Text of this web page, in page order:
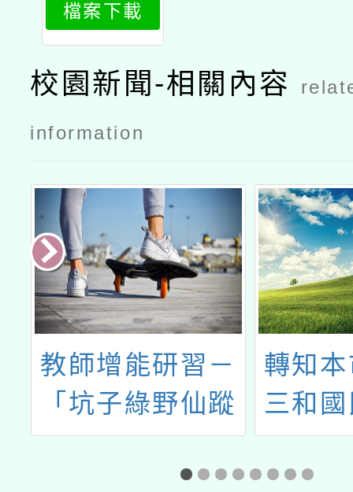
檔案下載
校園新聞-相關內容
information
教師增能研習－
「坑子綠野仙蹤
戶外教育路線踏
轉知
三和
理「
學校